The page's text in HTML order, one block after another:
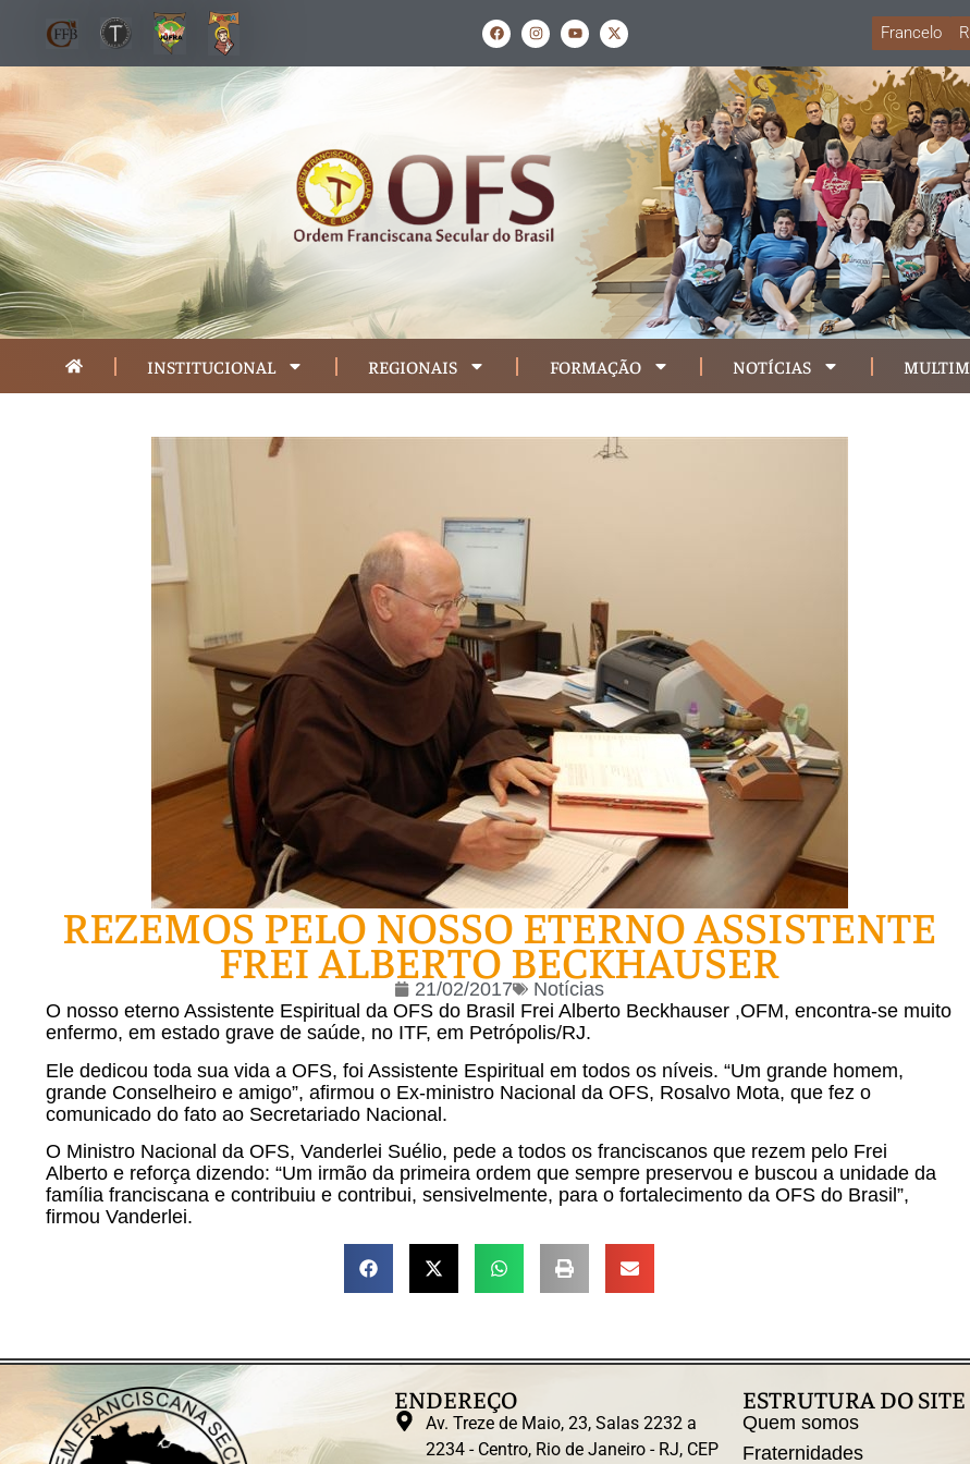
Francelo
INSTITUCIONAL REGIONAIS FORMAÇÃO NOTÍCIAS
REZEMOS PELO NOSSO ETERNO ASSISTENTE
FREI ALBERTO BECKHAUSER
21/02/2017
Notícias
O nosso eterno Assistente Espiritual da OFS do Brasil Frei Alberto Beckhauser ,OFM, encontra-se muito
enfermo, em estado grave de saúde, no ITF, em Petrópolis/RJ.
Ele dedicou toda sua vida a OFS, foi Assistente Espiritual em todos os níveis. “Um grande homem,
grande Conselheiro e amigo”, afirmou o Ex-ministro Nacional da OFS, Rosalvo Mota, que fez o
comunicado do fato ao Secretariado Nacional.
O Ministro Nacional da OFS, Vanderlei Suélio, pede a todos os franciscanos que rezem pelo Frei
Alberto e reforça dizendo: “Um irmão da primeira ordem que sempre preservou e buscou a unidade da
família franciscana e contribuiu e contribui, sensivelmente, para o fortalecimento da OFS do Brasil”,
firmou Vanderlei.
ENDEREÇO
Av. Treze de Maio, 23, Salas 2232 a
2234 - Centro, Rio de Janeiro - RJ, CEP
ESTRUTURA DO SITE
Quem somos
Fraternidades